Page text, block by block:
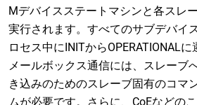
Mデバイスステートマシンと各スレ
実行されます。すべてのサブデバイ
ロセス中にINITからOPERATIONAL
メールボックス通信には、スレーブ
き込みのためのスレーブ固有のコマ
ムが必要です。さらに、CoEなどの